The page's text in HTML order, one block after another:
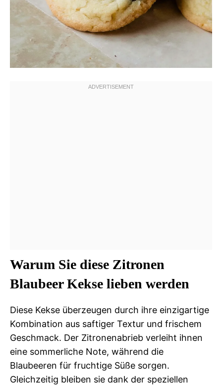
Warum Sie diese Zitronen
Blaubeer Kekse lieben werden
Diese Kekse überzeugen durch ihre einzigartige
Kombination aus saftiger Textur und frischem
Geschmack. Der Zitronenabrieb verleiht ihnen
eine sommerliche Note, während die
Blaubeeren für fruchtige Süße sorgen.
Gleichzeitig bleiben sie dank der speziellen